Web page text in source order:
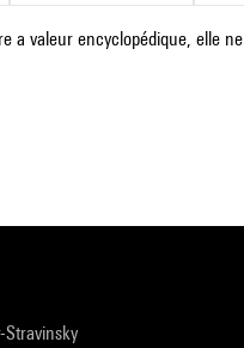
a valeur encyclopédique, elle
Stravinsky